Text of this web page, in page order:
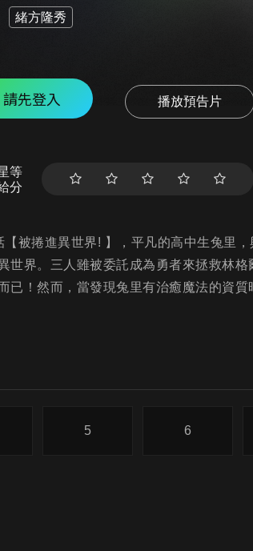
緒方隆秀
請先登入 播放預告片
等
分
【被捲進異世界! 】，平凡的高中生兔里
世界。三人雖被委託成為勇者來拯救林
已！然而，當發現兔里有治癒魔法的資
5 6